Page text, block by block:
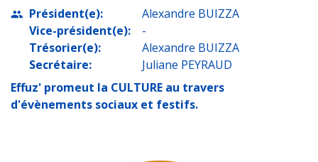
people Président(e):
Vice-président(e):
Trésorier(e):
Secrétaire:
Alexandre BUIZZA
-
Alexandre BUIZZA
Juliane PEYRAUD
Effuz' promeut la CULTURE au travers
d'évènements sociaux et festifs.